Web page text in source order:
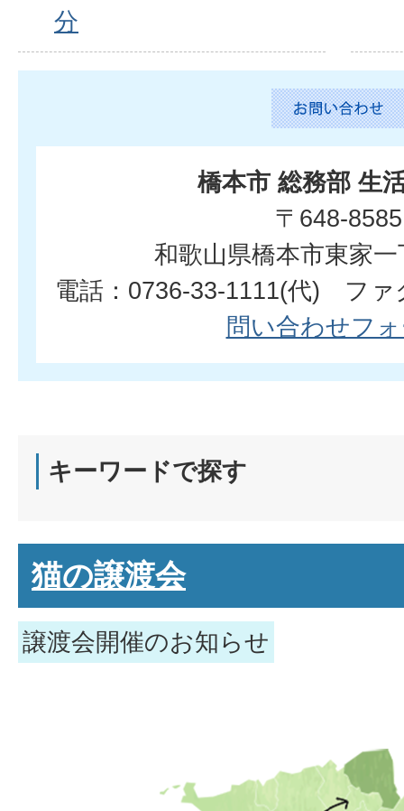
分
橋本市 総務部 生
〒648-8585
和歌山県橋本市東家
電話：0736-33-1111(代) ファ
問い合わせフ
キーワードで探す
猫の譲渡会
譲渡会開催のお知らせ